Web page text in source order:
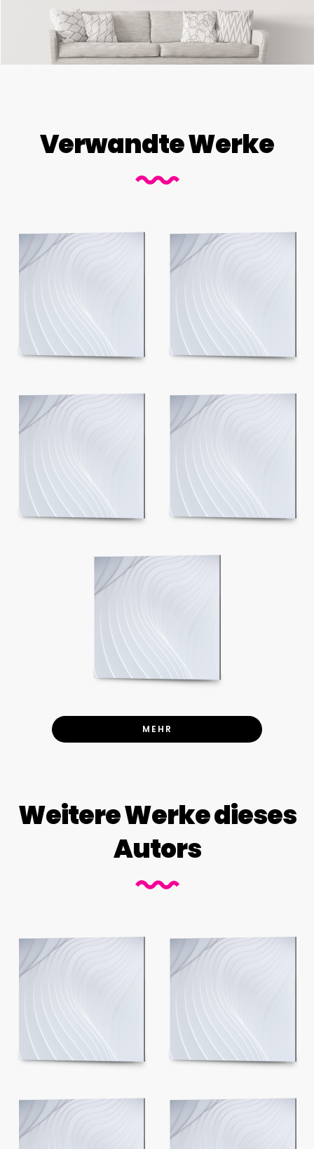
Verwandte Werke
MEHR
Weitere Werke dieses
Autors